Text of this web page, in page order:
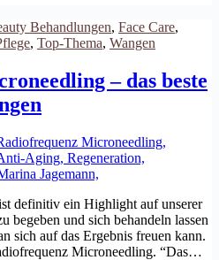
Behandlungen, Face Care,
, Top-Thema, Wangen
– das beste
definitiv ein Highlight auf unserer
begeben und sich behandeln lassen
sich auf das Ergebnis freuen kann.
Microneedling. “Das…